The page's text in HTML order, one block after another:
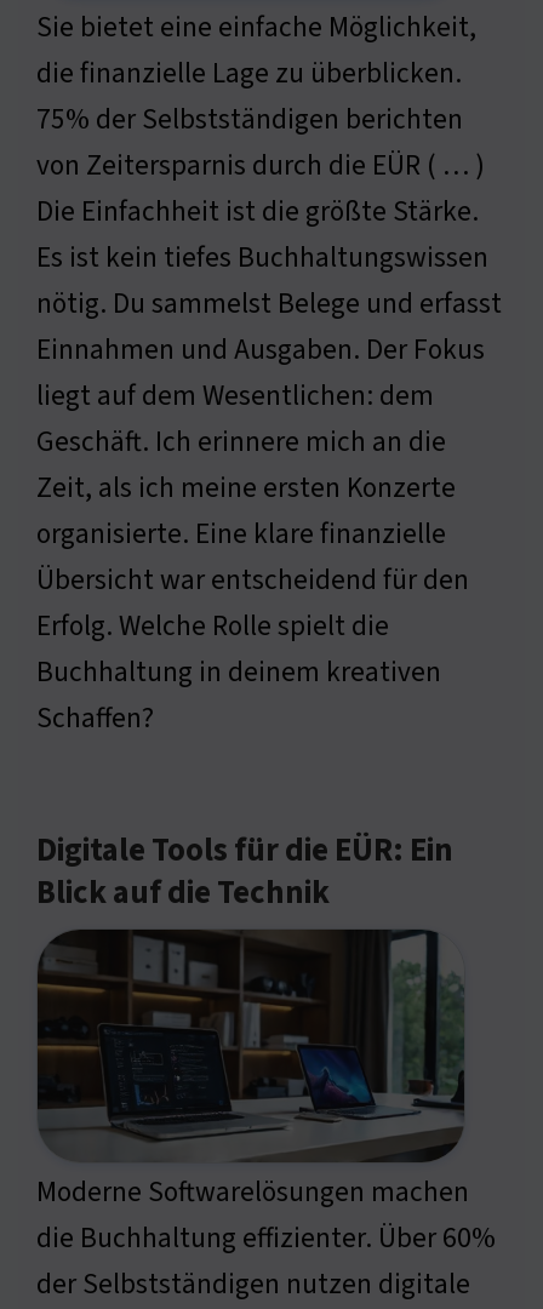
Sie bietet eine einfache Möglichkeit,
die finanzielle Lage zu überblicken.
75% der Selbstständigen berichten
von Zeitersparnis durch die EÜR ( … )
Die Einfachheit ist die größte Stärke.
Es ist kein tiefes Buchhaltungswissen
nötig. Du sammelst Belege und erfasst
Einnahmen und Ausgaben. Der Fokus
liegt auf dem Wesentlichen: dem
Geschäft. Ich erinnere mich an die
Zeit, als ich meine ersten Konzerte
organisierte. Eine klare finanzielle
Übersicht war entscheidend für den
Erfolg. Welche Rolle spielt die
Buchhaltung in deinem kreativen
Schaffen?
Digitale Tools für die EÜR: Ein
Blick auf die Technik
Moderne Softwarelösungen machen
die Buchhaltung effizienter. Über 60%
der Selbstständigen nutzen digitale